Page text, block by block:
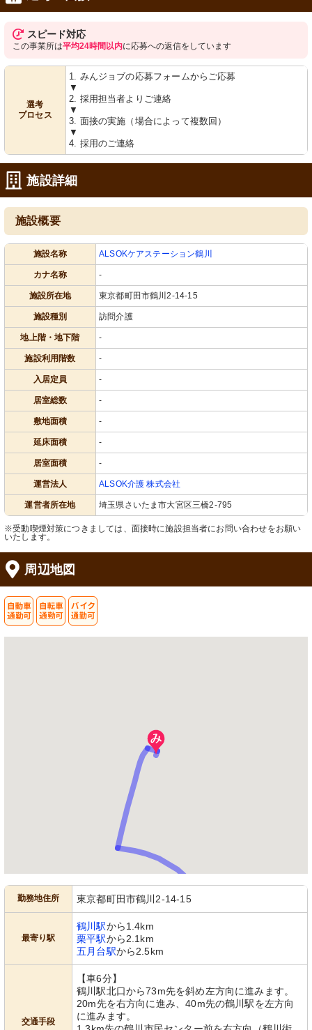
スピード対応
この事業所は平均24時間以内に応募への返信をしています
選考
プロセス
1. みんジョブの応募フォームからご応募
▼
2. 採用担当者よりご連絡
▼
3. 面接の実施（場合によって複数回）
▼
4. 採用のご連絡
施設詳細
施設概要
施設名称 ALSOKケアステーション鶴川
カナ名称 -
施設所在地 東京都町田市鶴川2-14-15
施設種別 訪問介護
地上階・地下階 -
施設利用階数 -
入居定員 -
居室総数 -
敷地面積 -
延床面積 -
居室面積 -
運営法人 ALSOK介護 株式会社
運営者所在地 埼玉県さいたま市大宮区三橋2-795
※受動喫煙対策につきましては、面接時に施設担当者にお問い合わせをお願い
いたします。
周辺地図
勤務地住所 東京都町田市鶴川2-14-15
最寄り駅
鶴川駅から1.4km
栗平駅から2.1km
五月台駅から2.5km
交通手段
【車6分】
鶴川駅北口から73m先を斜め左方向に進みます。
20m先を右方向に進み、40m先の鶴川駅を左方向
に進みます。